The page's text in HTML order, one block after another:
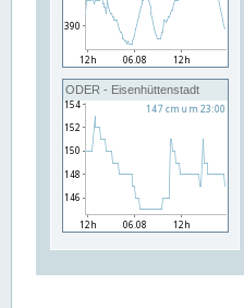
ODER - Eisenhüttenstadt